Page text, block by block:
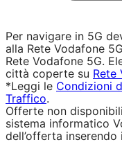
Per navigare in 5G
alla Rete Vodafone
Rete Vodafone 5G.
città coperte su Rete
*Leggi le Condizioni
Traffico.
Offerte non
sistema informatico
dell’offerta